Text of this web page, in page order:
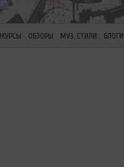
ОБЗОРЫ МУЗ. СТИЛИ БЛОГИ